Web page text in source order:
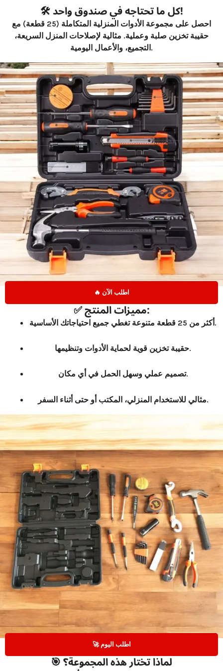
🛠️ كل ما تحتاجه في صندوق واحد!
احصل على مجموعة الأدوات المنزلية المتكاملة
(25 قطعة) مع
حقيبة تخزين صلبة وعملية. مثالية لإصلاحات المنزل السريعة،
التجميع، والأعمال اليومية.
🔥 اطلب الآن
✅ مميزات المنتج:
أكثر من 25 قطعة متنوعة تغطي جميع احتياجاتك الأساسية.
حقيبة تخزين قويةلحماية الأدوات وتنظيمها.
تصميم عملي وسهل الحمل في أي مكان.
مثالي للاستخدام المنزلي، المكتب أو حتى أثناء السفر.
🚀 اطلب اليوم
🎯 لماذا تختار هذه المجموعة؟